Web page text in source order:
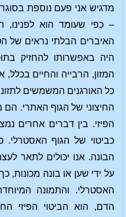
מדגיש אני פעם נוספת
– כפי שעומד הוא לפנינו,
האיברים הבלתי נראים של
היה באפשרותו להחזיק
המזון, הרבייה והחיים
כל האורגנים המשמשים
החיצוני של הגוף האתרי.
הפיזי. בין דברים אחרים
כביטוי של הגוף האסטרלי.
הבונה. אנו יכולים לתאר
על ידי שען או בונה מכונות,
האסטרלי. והתמונה
הדם, הוא הביטוי הפיזי